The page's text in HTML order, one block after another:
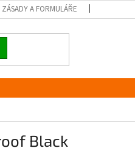
A FORMULÁŘE
Black